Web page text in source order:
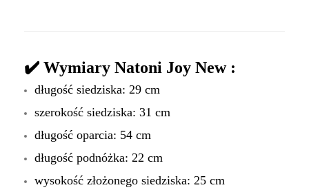
✔️ Wymiary Natoni Joy New :
długość siedziska: 29 cm
szerokość siedziska: 31 cm
długość oparcia: 54 cm
długość podnóżka: 22 cm
wysokość złożonego siedziska: 25 cm